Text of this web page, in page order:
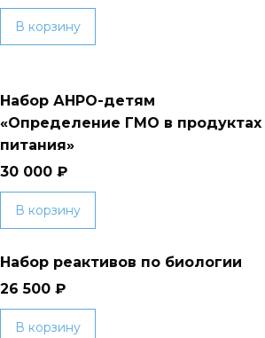
В корзину
Набор АНРО-детям
«Определение ГМО в продуктах
питания»
30 000₽
В корзину
Набор реактивов по биологии
26 500₽
В корзину